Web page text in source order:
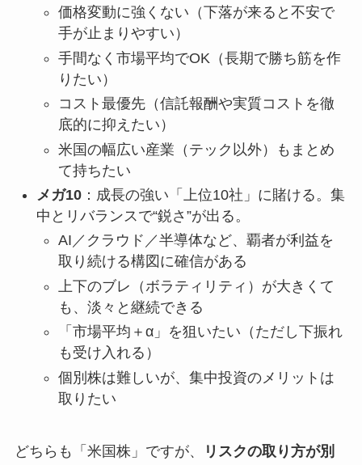
価格変動に強くない（下落が来ると不安で
手が止まりやすい）
手間なく市場平均でOK（長期で勝ち筋を作
りたい）
コスト最優先（信託報酬や実質コストを徹
底的に抑えたい）
米国の幅広い産業（テック以外）もまとめ
て持ちたい
メガ10：成長の強い「上位10社」に賭ける。集
中とリバランスで“鋭さ”が出る。
AI／クラウド／半導体など、覇者が利益を
取り続ける構図に確信がある
上下のブレ（ボラティリティ）が大きくて
も、淡々と継続できる
「市場平均＋α」を狙いたい（ただし下振れ
も受け入れる）
個別株は難しいが、集中投資のメリットは
取りたい
どちらも「米国株」ですが、 リスクの取り方が別